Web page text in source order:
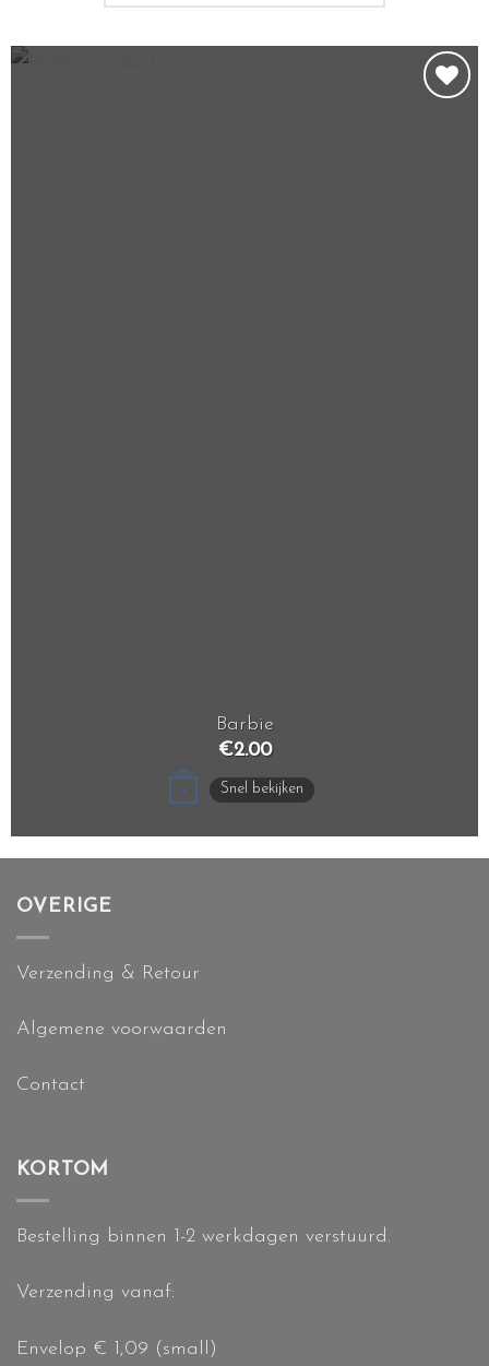
Barbie
€2.00
+ Snel bekijken
OVERIGE
Verzending & Retour
Algemene voorwaarden
Contact
KORTOM
Bestelling binnen 1-2 werkdagen verstuurd.
Verzending vanaf:
Envelop € 1,09 (small)